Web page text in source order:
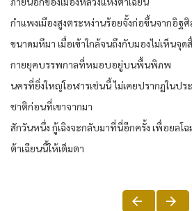
กำแพงเมืองสูงตระหง่านร้อยจั้งก่อขึ้นจากอิฐศิ
ขนาดมหึมา เมื่อเข้าใกล้จนถึงกับมองไม่เห็นจุ
กายยุคบรรพกาลที่หมอบอยู่บนพื้นพิภพ
นครที่ยิ่งใหญ่โอฬารเช่นนี้ ไม่เคยปรากฏในปร
ชาติก่อนที่เขาจากมา
สักวันหนึ่ง กู้เฉิงจะกลับมาที่นี่อีกครั้ง เพื่อยลโฉ
ต้าเฉียนนี้ให้เต็มตา